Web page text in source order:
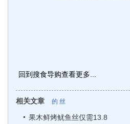
回到搜食导购查看更多...
相关文章 的 丝
果木鲜烤鱿鱼丝仅需13.8